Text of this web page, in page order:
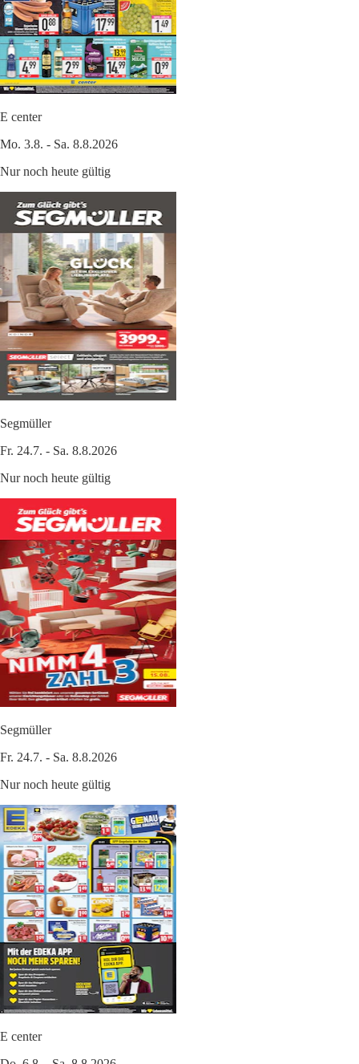
E center
Mo. 3.8. - Sa. 8.8.2026
Nur noch heute gültig
Segmüller
Fr. 24.7. - Sa. 8.8.2026
Nur noch heute gültig
Segmüller
Fr. 24.7. - Sa. 8.8.2026
Nur noch heute gültig
E center